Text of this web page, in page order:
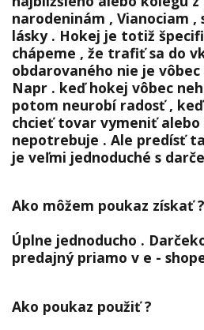
narodeninám , Vianociam
lásky . Hokej je totiž
chápeme , že trafiť sa do
obdarovaného nie je
Napr . keď hokej vôbec
potom neurobí radosť ,
chcieť tovar vymeniť alebo
nepotrebuje . Ale predísť
je veľmi jednoduché s
Ako môžem poukaz získať ?
Úplne jednoducho .
predajný priamo v e -
Ako poukaz použiť ?